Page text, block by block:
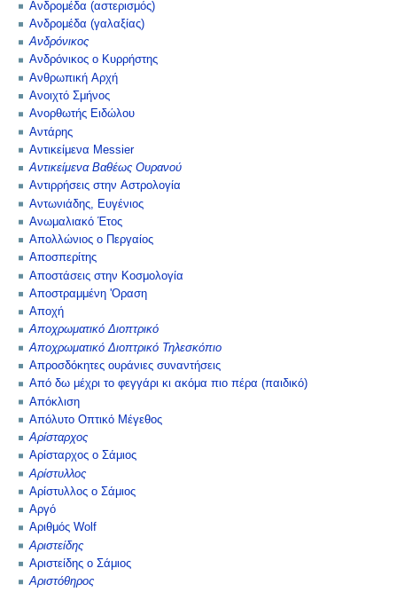
Ανδρομέδα (αστερισμός)
Ανδρομέδα (γαλαξίας)
Ανδρόνικος
Ανδρόνικος ο Κυρρήστης
Ανθρωπική Αρχή
Ανοιχτό Σμήνος
Ανορθωτής Ειδώλου
Αντάρης
Αντικείμενα Messier
Αντικείμενα Βαθέως Ουρανού
Αντιρρήσεις στην Αστρολογία
Αντωνιάδης, Ευγένιος
Ανωμαλιακό Έτος
Απολλώνιος ο Περγαίος
Αποσπερίτης
Αποστάσεις στην Κοσμολογία
Αποστραμμένη 'Οραση
Αποχή
Αποχρωματικό Διοπτρικό
Αποχρωματικό Διοπτρικό Τηλεσκόπιο
Απροσδόκητες ουράνιες συναντήσεις
Από δω μέχρι το φεγγάρι κι ακόμα πιο πέρα (παιδικό)
Απόκλιση
Απόλυτο Οπτικό Μέγεθος
Αρίσταρχος
Αρίσταρχος ο Σάμιος
Αρίστυλλος
Αρίστυλλος ο Σάμιος
Αργό
Αριθμός Wolf
Αριστείδης
Αριστείδης ο Σάμιος
Αριστόθηρος